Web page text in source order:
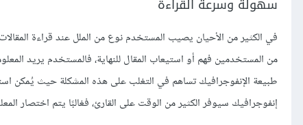
سهولة وسرعة القراءة
في الكثير من الأحيان يصيب المستخدم نوع من الملل عند قراءة
من المستخدمين فهم أو استيعاب المقال للنهاية، فالمستخدم يريد
طبيعة الإنفوجرافيك تساهم في التغلب على هذه المشكلة حيث يُمكن
إنفوجرافيك سيوفر الكثير من الوقت على القارئ، فغالبًا يتم اختصار